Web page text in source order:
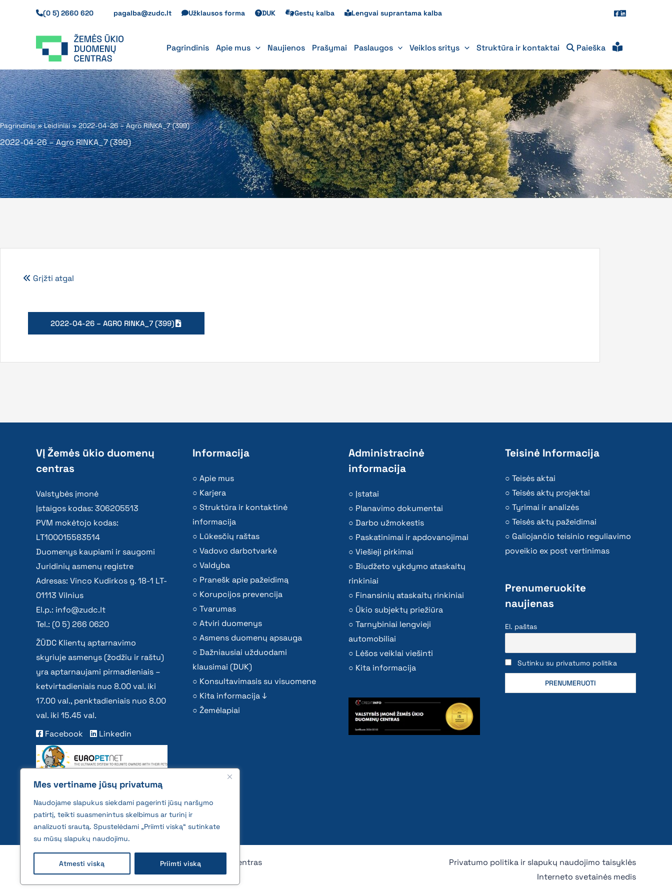
Mes vertiname jūsų privatumą
Naudojame slapukus siekdami pagerinti jūsų naršymo
patirtį, teikti suasmenintus skelbimus ar turinį ir
analizuoti srautą. Spustelėdami „Priimti viską“ sutinkate
su mūsų slapukų naudojimu.
Atmesti viską Priimti viską
(0 5) 2660 620 pagalba@zudc.lt Užklausos forma DUK Gestų kalba Lengvai suprantama kalba
Pagrindinis Apie mus Naujienos Prašymai Paslaugos Veiklos sritys Struktūra ir kontaktai Paieška
Pagrindinis»Leidiniai»2022-04-26 – Agro RINKA_7 (399)
2022-04-26 – Agro RINKA_7 (399)
Grįžti atgal
2022-04-26 – AGRO RINKA_7 (399)
VĮ Žemės ūkio duomenų
centras
Valstybės įmonė
Įstaigos kodas: 306205513
PVM mokėtojo kodas:
LT100015583514
Duomenys kaupiami ir saugomi
Juridinių asmenų registre
Adresas: Vinco Kudirkos g. 18-1 LT-
01113 Vilnius
El.p.: info@zudc.lt
Tel.: (0 5) 266 0620
ŽŪDC Klientų aptarnavimo
skyriuje asmenys (žodžiu ir raštu)
yra aptarnaujami pirmadieniais –
ketvirtadieniais nuo 8.00 val. iki
17.00 val., penktadieniais nuo 8.00
val. iki 15.45 val.
Facebook
Linkedin
Informacija
Apie mus
Karjera
Struktūra ir kontaktinė
informacija
Lūkesčių raštas
Vadovo darbotvarkė
Valdyba
Pranešk apie pažeidimą
Korupcijos prevencija
Tvarumas
Atviri duomenys
Asmens duomenų apsauga
Dažniausiai užduodami
klausimai (DUK)
Konsultavimasis su visuomene
Kita informacija ↓
Žemėlapiai
Administracinė
informacija
Įstatai
Planavimo dokumentai
Darbo užmokestis
Paskatinimai ir apdovanojimai
Viešieji pirkimai
Biudžeto vykdymo ataskaitų
rinkiniai
Finansinių ataskaitų rinkiniai
Ūkio subjektų priežiūra
Tarnybiniai lengvieji
automobiliai
Lėšos veiklai viešinti
Kita informacija
Teisinė Informacija
Teisės aktai
Teisės aktų projektai
Tyrimai ir analizės
Teisės aktų pažeidimai
Galiojančio teisinio reguliavimo
poveikio ex post vertinimas
Prenumeruokite
naujienas
El. paštas
Sutinku su privatumo politika
2026 © All rights reserved | VĮ Žemės ūkio duomenų centras
Privatumo politika ir slapukų naudojimo taisyklės
Interneto svetainės medis